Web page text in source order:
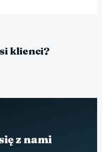
klienci?
z nami